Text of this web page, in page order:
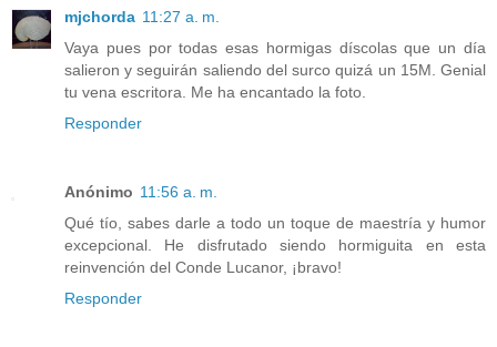
mjchorda 11:27 a. m.
Vaya pues por todas esas hormigas díscolas que un día
salieron y seguirán saliendo del surco quizá un 15M. Genial
tu vena escritora. Me ha encantado la foto.
Responder
Anónimo 11:56 a. m.
Qué tío, sabes darle a todo un toque de maestría y humor
excepcional. He disfrutado siendo hormiguita en esta
reinvención del Conde Lucanor, ¡bravo!
Responder